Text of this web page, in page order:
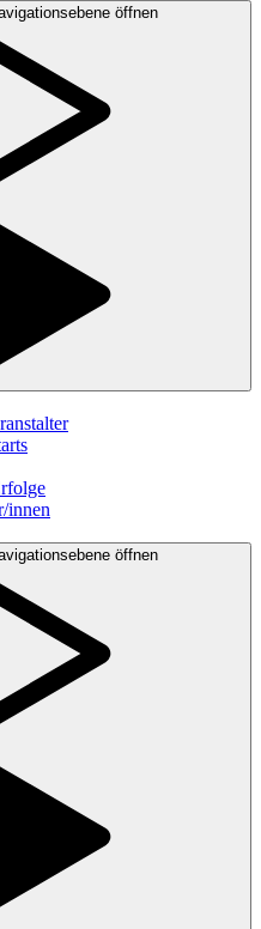
öffnen
innen
öffnen